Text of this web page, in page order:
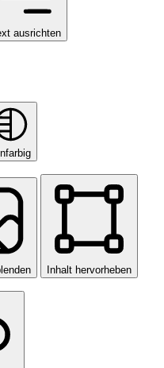
ausrichten
Inhalt hervorheben